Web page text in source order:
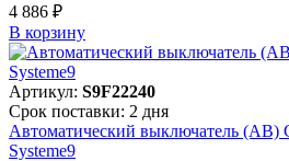
4 886 ₽
В корзинy
Артикул: S9F22240
Срок поставки: 2 дня
Автоматический выключатель (АВ)
Systeme9